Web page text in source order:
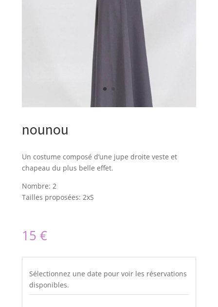
nounou
Un costume composé d’une jupe droite veste et
chapeau du plus belle effet.
Nombre: 2
Tailles proposées: 2xS
15 €
Sélectionnez une date pour voir les réservations
disponibles.